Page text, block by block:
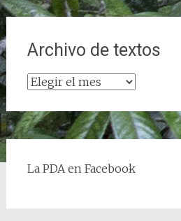
Archivo de textos
Archivo
textos
La PDA en Facebook